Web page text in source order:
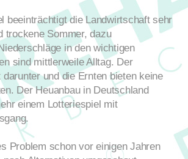
beeinträchtigt die Landwirtschaft sehr
trockene Sommer, dazu
in den wichtigen
sind mittlerweile Alltag. Der
darunter und die Ernten bieten keine
Der Heuanbau in Deutschland
einem Lotteriespiel mit
Problem schon vor einigen Jahren